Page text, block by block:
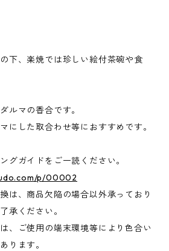
下、楽焼では珍しい絵付茶碗や食
ルマの香合です。
にした取合わせ等におすすめです。
グガイドをご一読ください。
p/00002
は、商品欠陥の場合以外承っており
承ください。
、ご使用の端末環境等により色合い
ります。